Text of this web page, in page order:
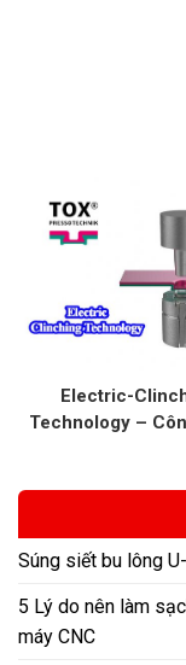
Electric-
Technology –
Súng siết bu lông
5 Lý do nên làm
máy CNC